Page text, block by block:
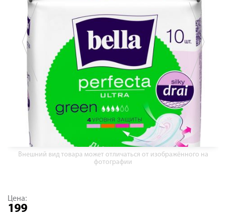
Внешний вид товара может отличаться от изображённого на
фотографии
Цена:
199